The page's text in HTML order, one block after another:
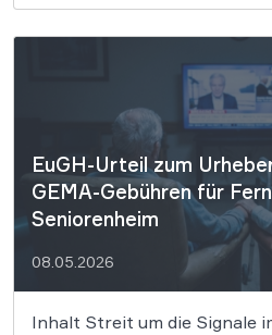
unser Verständnis von
herausfordern. Während
Sekundenschnelle
Rechtswissenschaft […]
EuGH-Urteil zum
GEMA-Gebühren für
Seniorenheim
08.05.2026
Inhalt Streit um die Signale